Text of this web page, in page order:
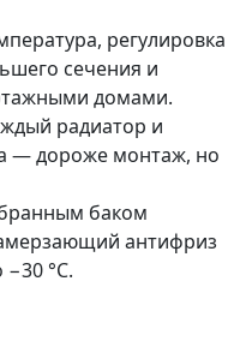
регулировка
сечения и
домами.
радиатор и
— дороже монтаж, но
баком
антифриз
−30 °С.